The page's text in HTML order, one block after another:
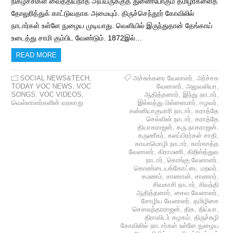
தோலுரித்துக் காட்டுவதாக அமையும். திருச்செந்தூர் கோவிலில்
நாடார்கள் உள்ளே நுழைய முடியாது. வெளியில் இருந்துதான் தேங்காய்
உடைத்து சாமி கும்பிட வேண்டும். 1872இல்…
READ MORE
SOCIAL NEWS&TECH ,
TODAY VOC NEWS,VOC
SONGS,VOC VIDEOS,
வெள்ளாளர்களின் வரலாறு
அச்சுக்கரை வேளாளர், அர்ச்சக
வேளாளர், அலுவலியா,
ஆதித்தனார், இந்து நாடார்,
இல்லத்து பிள்ளைமார், ஈழவர்,
கன்னியாகுமாரி நாடார், கராத்தே
செல்வின் நாடார், கராத்தே
தியாகராஜன், கரு.நாகராஜன்,
கருணீகர், களப்பிரர்கள் சாதி,
காயாமொழி நாடார், கார்காத்த
வேளாளர், கிராமணி, கிறிஸ்த்துவ
நாடார், கொங்கு வேளாளர்,
கொண்டையங்கோட்டை மறவர்,
சமணம், சாணான், சாணார்,
சிவகாசி நாடார், சிவந்தி
ஆதித்தனார், சைவ வேளாளர்,
சோழிய வேளாளர், தமிழிசை
சௌவுந்தரராஜன், திக, திய்யா,
திராவிடர் கழகம், திருச்சுழி
கோவிலில் நாடார்கள் உள்ளே நுழைய